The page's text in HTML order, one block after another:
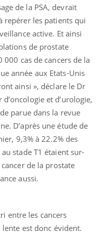
de la PSA, devrait
repérer les patients qui
active. Et ainsi
de prostate
cas de cancers de la
année aux Etats-Unis
ainsi », déclare le Dr
et d’urologie,
parue dans la revue
D’après une étude de
9,3% à 22.2% des
stade T1 étaient sur-
de la prostate
aussi.
entre les cancers
est donc évident.